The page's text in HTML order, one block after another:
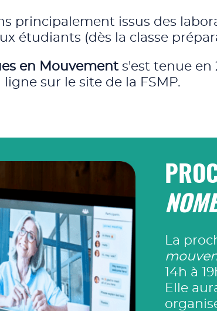
principalement issus des
étudiants (dès la classe
en Mouvement s'est tenue en
sur le site de la FSMP.
La
14h à
Elle